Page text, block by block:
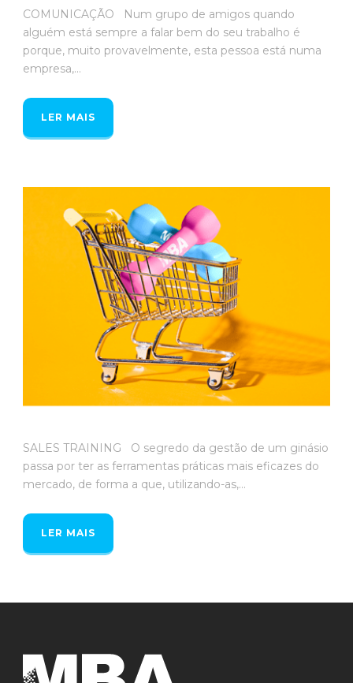
COMUNICAÇÃO Num grupo de amigos quando
alguém está sempre a falar bem do seu trabalho é
porque, muito provavelmente, esta pessoa está numa
empresa,...
LER MAIS
SALES TRAINING O segredo da gestão de um ginásio
passa por ter as ferramentas práticas mais eficazes do
mercado, de forma a que, utilizando-as,...
LER MAIS